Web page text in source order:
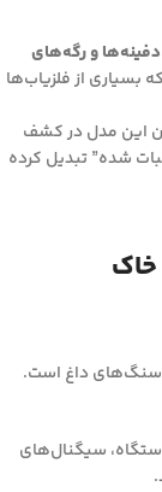
دفینه‌ها و رگه‌های
بسیاری از فلزیاب‌ها
این مدل در کشف
شده” تبدیل کرده
سنگ‌های داغ است.
سیگنال‌های